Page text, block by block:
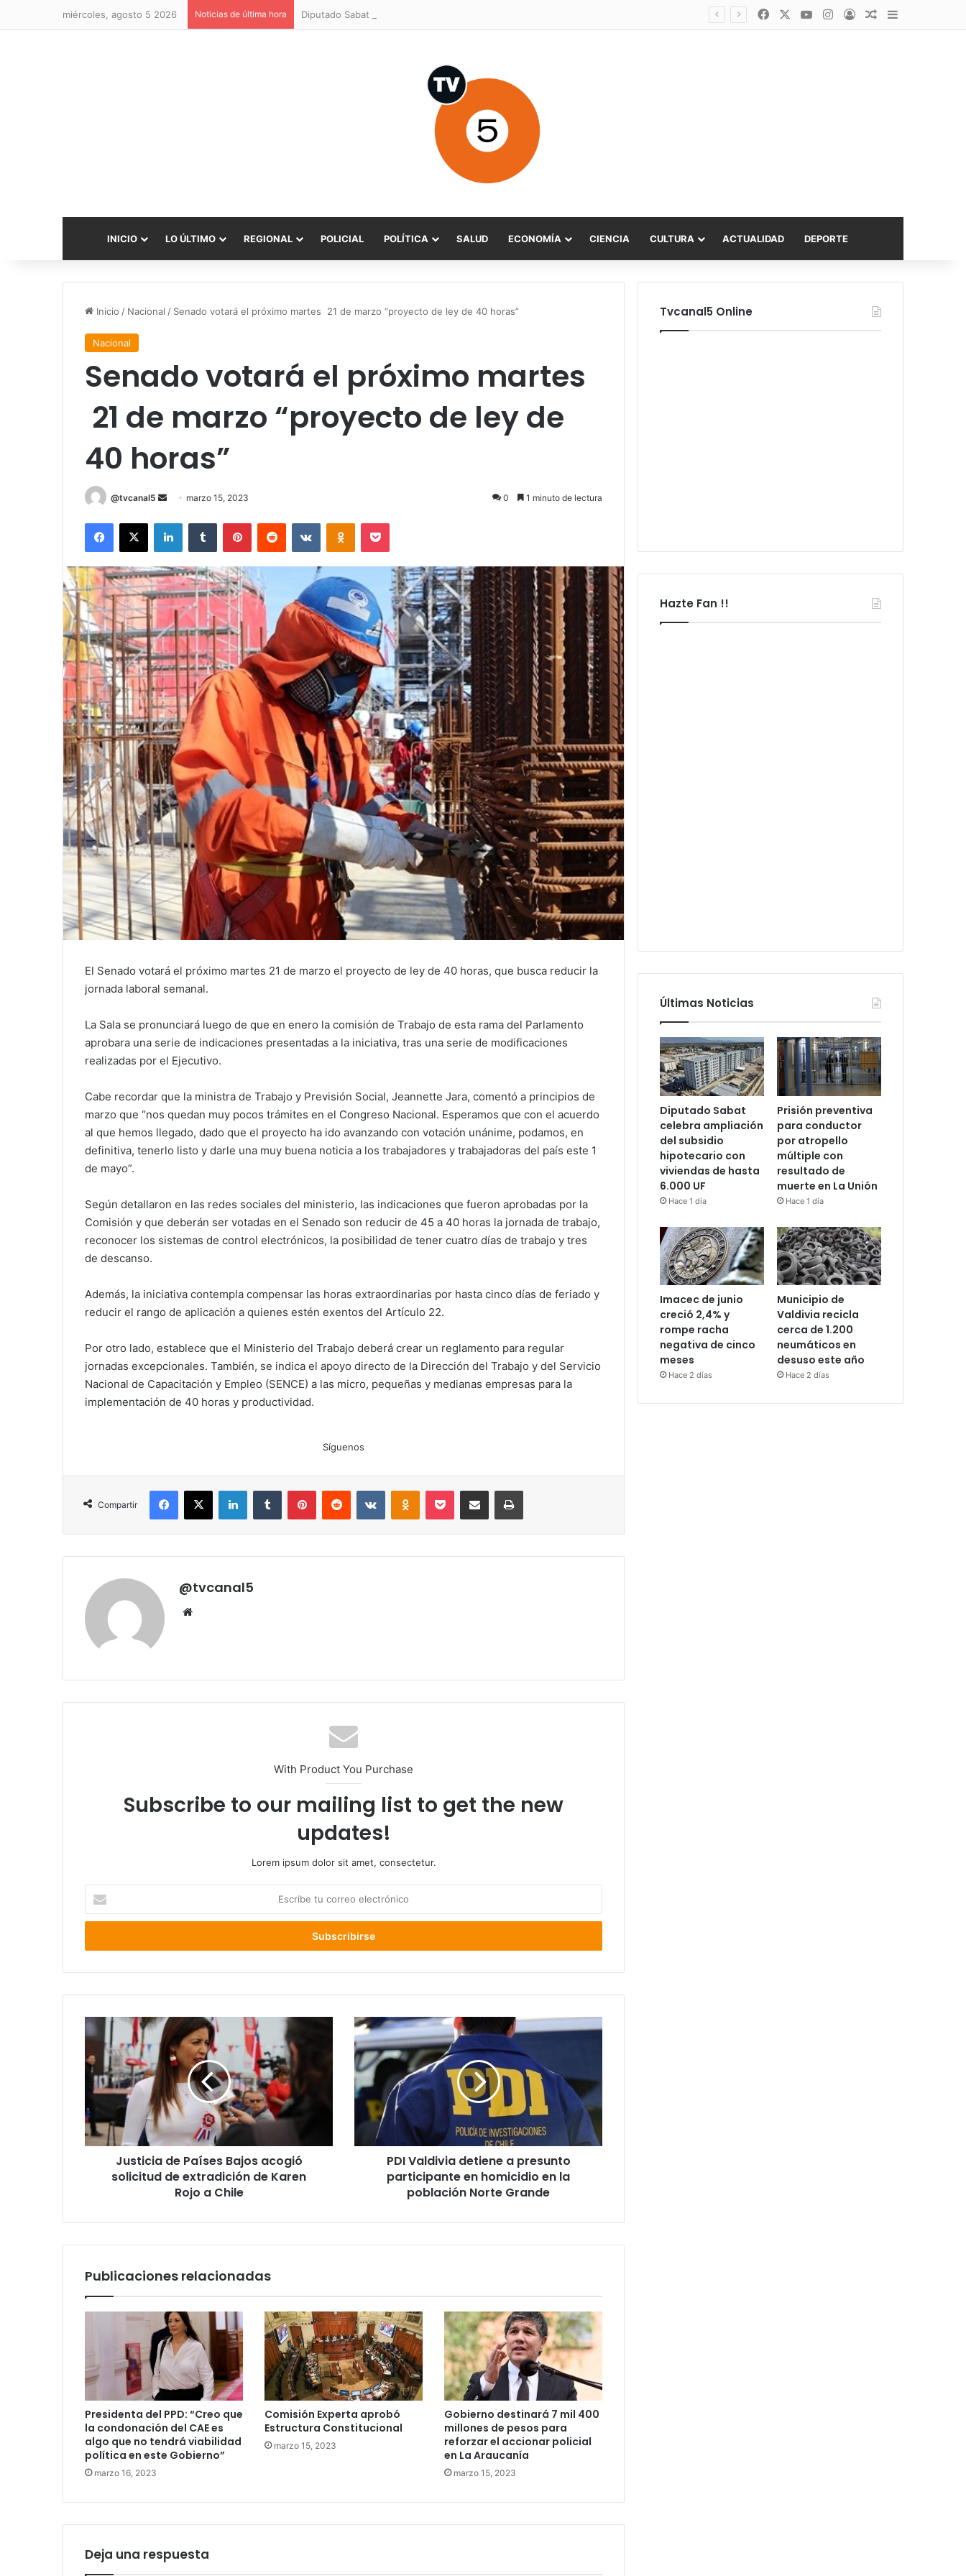
miércoles, agosto 5 2026 Noticias de última hora FacebookYouTubeInstagram
AccesoPublicación al
Barra lateral
INICIO LO ÚLTIMO REGIONAL POLICIAL POLÍTICA SALUD ECONOMÍA CIENCIA CULTURA ACTUALIDAD DEPORTE
Inicio / Nacional / Senado votará el próximo martes 21 de marzo “proyecto de ley de 40 horas”
Nacional
Senado votará el próximo martes
21 de marzo “proyecto de ley de
40 horas”
@tvcanal5
Send
email
marzo 15, 2023 0 1 minuto de lectura
Facebook
X LinkedInTumblr PinterestReddit VKontakteOdnoklassniki
Pocket
El Senado votará el próximo martes 21 de marzo el proyecto de ley de 40 horas, que busca reducir la
jornada laboral semanal.
La Sala se pronunciará luego de que en enero la comisión de Trabajo de esta rama del Parlamento
aprobara una serie de indicaciones presentadas a la iniciativa, tras una serie de modificaciones
realizadas por el Ejecutivo.
Cabe recordar que la ministra de Trabajo y Previsión Social, Jeannette Jara, comentó a principios de
marzo que “nos quedan muy pocos trámites en el Congreso Nacional. Esperamos que con el acuerdo
al que hemos llegado, dado que el proyecto ha ido avanzando con votación unánime, podamos, en
definitiva, tenerlo listo y darle una muy buena noticia a los trabajadores y trabajadoras del país este 1
de mayo”.
Según detallaron en las redes sociales del ministerio, las indicaciones que fueron aprobadas por la
Comisión y que deberán ser votadas en el Senado son reducir de 45 a 40 horas la jornada de trabajo,
reconocer los sistemas de control electrónicos, la posibilidad de tener cuatro días de trabajo y tres
de descanso.
Además, la iniciativa contempla compensar las horas extraordinarias por hasta cinco días de feriado y
reducir el rango de aplicación a quienes estén exentos del Artículo 22.
Por otro lado, establece que el Ministerio del Trabajo deberá crear un reglamento para regular
jornadas excepcionales. También, se indica el apoyo directo de la Dirección del Trabajo y del Servicio
Nacional de Capacitación y Empleo (SENCE) a las micro, pequeñas y medianas empresas para la
implementación de 40 horas y productividad.
Síguenos
Compartir
Facebook
X LinkedInTumblr PinterestReddit VKontakteOdnoklassniki
Pocket Compartir por correo electrónicoImprimir
@tvcanal5
With Product You Purchase
Subscribe to our mailing list to get the new
updates!
Lorem ipsum dolor sit amet, consectetur.
correo
Justicia
de
Países
Bajos
acogió
de
extradición
de
Justicia de Países Bajos acogió
solicitud de extradición de Karen
Rojo a Chile
PDI
Valdivia
detiene
a
presunto
participante
homicidio
en
población
PDI Valdivia detiene a presunto
participante en homicidio en la
población Norte Grande
Publicaciones relacionadas
Presidenta del PPD: “Creo que
la condonación del CAE es
algo que no tendrá viabilidad
política en este Gobierno”
marzo 16, 2023
Comisión Experta aprobó
Estructura Constitucional
marzo 15, 2023
Gobierno destinará 7 mil 400
millones de pesos para
reforzar el accionar policial
en La Araucanía
marzo 15, 2023
Deja una respuesta
Tvcanal5 Online
Hazte Fan !!
Últimas Noticias
Diputado Sabat
celebra ampliación
del subsidio
hipotecario con
viviendas de hasta
6.000 UF
Hace 1 día
Prisión preventiva
para conductor
por atropello
múltiple con
resultado de
muerte en La Unión
Hace 1 día
Imacec de junio
creció 2,4% y
rompe racha
negativa de cinco
meses
Hace 2 días
Municipio de
Valdivia recicla
cerca de 1.200
neumáticos en
desuso este año
Hace 2 días